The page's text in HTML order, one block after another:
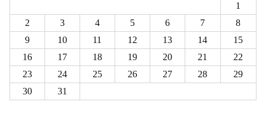
1
2
3 4 5 6 7
8
9
10 11 12 13 14
15
16
17 18 19 20 21
22
23
24 25 26 27 28
29
30
31